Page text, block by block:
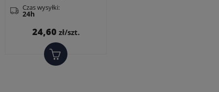
Czas wysyłki:
24h
24,60 zł/szt.